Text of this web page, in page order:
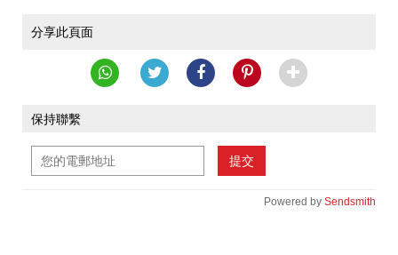
分享此頁面
保持聯繫
提交
Powered by Sendsmith